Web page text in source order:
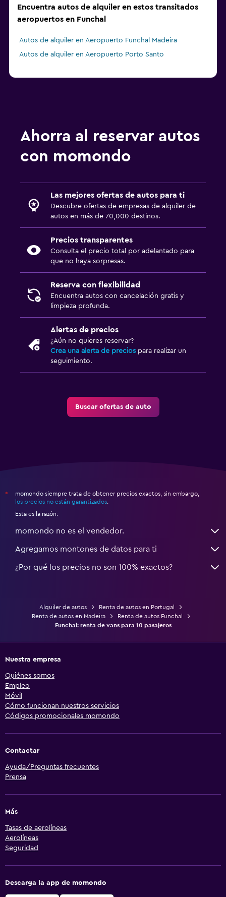
Encuentra autos de alquiler en estos transitados
aeropuertos en Funchal
Autos de alquiler en Aeropuerto Funchal Madeira
Autos de alquiler en Aeropuerto Porto Santo
Ahorra al reservar autos
con momondo
Las mejores ofertas de autos para ti
Descubre ofertas de empresas de alquiler de
autos en más de 70,000 destinos.
Precios transparentes
Consulta el precio total por adelantado para
que no haya sorpresas.
Reserva con flexibilidad
Encuentra autos con cancelación gratis y
limpieza profunda.
Alertas de precios
¿Aún no quieres reservar?
Crea una alerta de precios para realizar un
seguimiento.
Buscar ofertas de auto
*
momondo siempre trata de obtener precios exactos, sin embargo,
los precios no están garantizados.
Esta es la razón:
momondo no es el vendedor.
Agregamos montones de datos para ti
¿Por qué los precios no son 100% exactos?
Alquiler de autos
Renta de autos en Portugal
Renta de autos en Madeira
Renta de autos Funchal
Funchal: renta de vans para 10 pasajeros
Nuestra empresa
Quiénes somos
Empleo
Móvil
Cómo funcionan nuestros servicios
Códigos promocionales momondo
Contactar
Ayuda/Preguntas frecuentes
Prensa
Más
Tasas de aerolíneas
Aerolíneas
Seguridad
Descarga la app de momondo